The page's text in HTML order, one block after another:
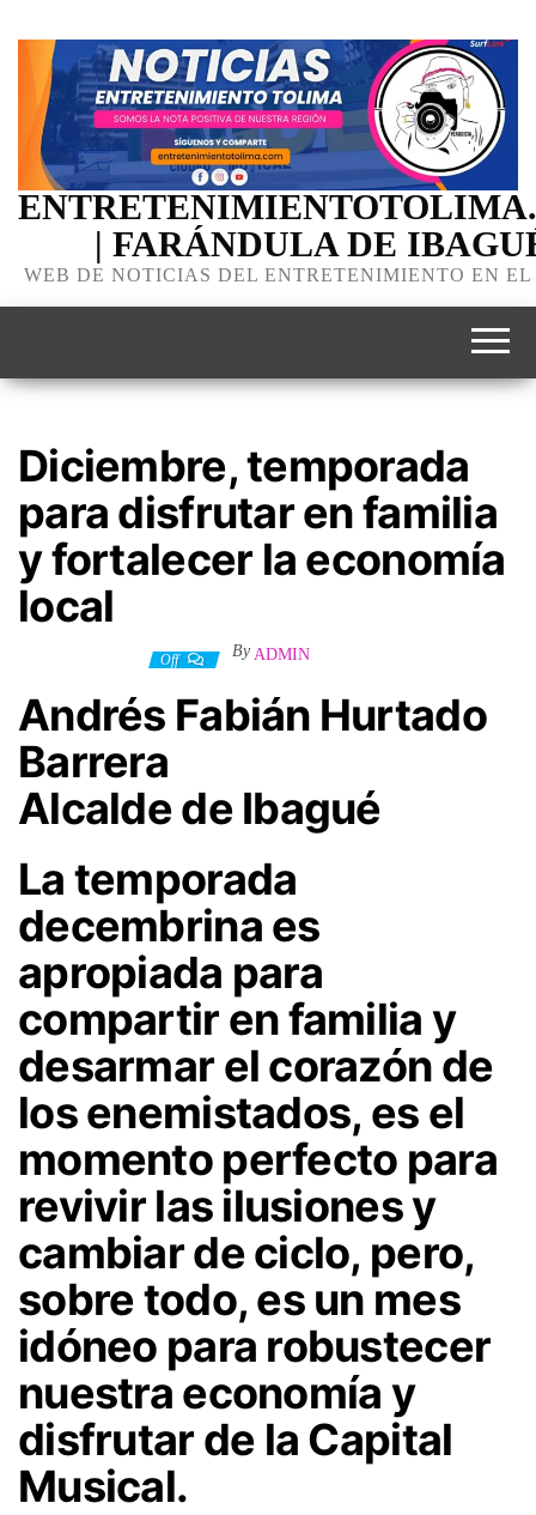
| FARÁNDULA DE
WEB DE NOTICIAS DEL ENTRETENIMIENTO EN
Diciembre, temporada
para disfrutar en familia
y fortalecer la economía
local
Off By ADMIN
Andrés Fabián Hurtado
Barrera
Alcalde de Ibagué
La temporada
decembrina es
apropiada para
compartir en familia y
desarmar el corazón de
los enemistados, es el
momento perfecto para
revivir las ilusiones y
cambiar de ciclo, pero,
sobre todo, es un mes
idóneo para robustecer
nuestra economía y
disfrutar de la Capital
Musical.